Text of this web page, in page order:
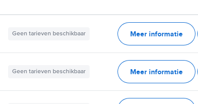
Geen tarieven beschikbaar Meer informatie
Geen tarieven beschikbaar Meer informatie